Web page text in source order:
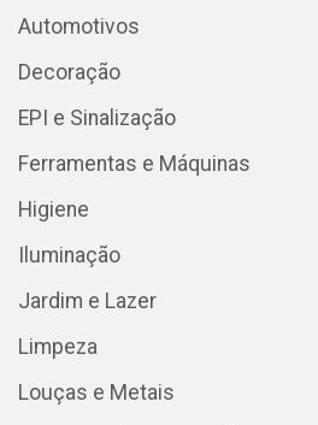
Automotivos
Decoração
EPI e Sinalização
Ferramentas e Máquinas
Higiene
Iluminação
Jardim e Lazer
Limpeza
Louças e Metais